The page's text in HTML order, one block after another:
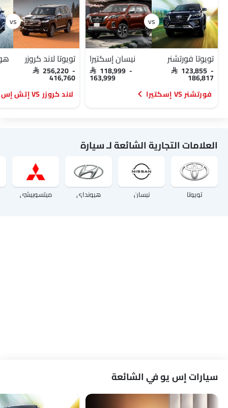
تويوتا فورتشنر
SAR 123,855 -
186,817
نيسان إسكتيرا
SAR 118,999 -
163,999
فورتشنر VS إسكتيرا
تويوتا لاند كروزر
SAR 256,220 -
416,760
لاند كروزر VS إتش إس 7
العلامات التجارية الشائعة لـ سيارة
تويوتا نيسان هيونداي ميتسوبيشي
سيارات إس يو في الشائعة